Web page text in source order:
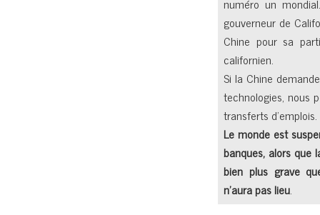
gouverneur de
Chine pour sa
californien.
Si la Chine
technologies, nous
transferts d’emplois.
Le monde est
banques, alors que
bien plus grave
n’aura pas lieu.